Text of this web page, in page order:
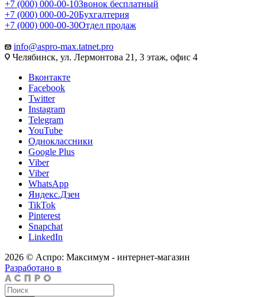
+7 (000) 000-00-10Звонок бесплатный
+7 (000) 000-00-20Бухгалтерия
+7 (000) 000-00-30Отдел продаж
info@aspro-max.tatnet.pro
Челябинск, ул. Лермонтова 21, 3 этаж, офис 4
Вконтакте
Facebook
Twitter
Instagram
Telegram
YouTube
Одноклассники
Google Plus
Viber
Viber
WhatsApp
Яндекс.Дзен
TikTok
Pinterest
Snapchat
LinkedIn
2026 © Аспро: Максимум - интернет-магазин
Разработано в